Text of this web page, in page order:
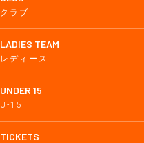
クラブ
LADIES TEAM
レディース
UNDER 15
U-15
TICKETS